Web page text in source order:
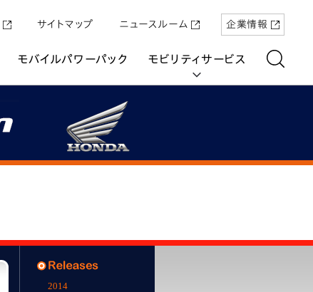
ーター「ICON e:」
モバイルパワーパック モビリティサービス
サイトマップ ニュースルーム 企業情報
2014